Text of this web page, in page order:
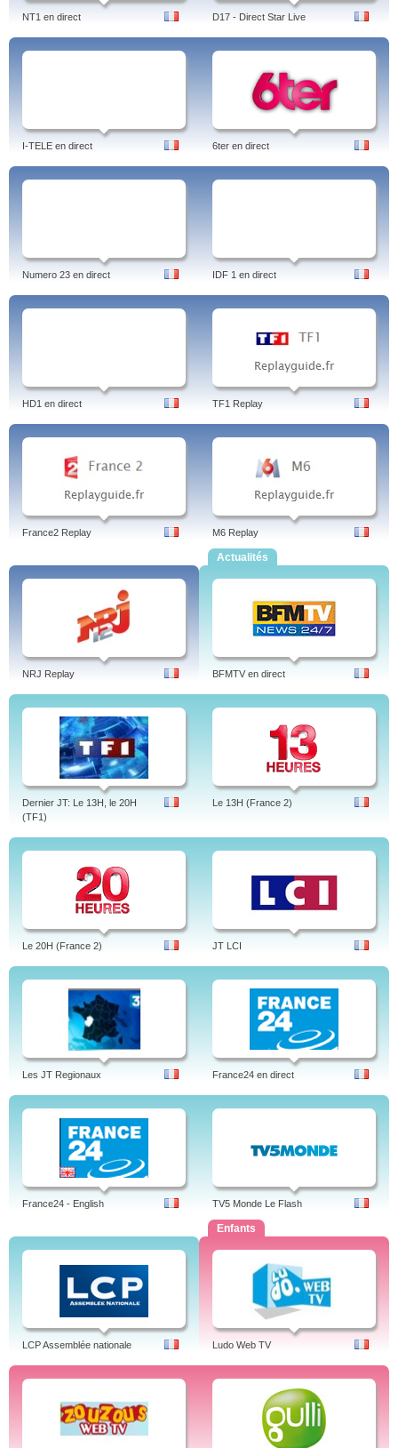
NT1 en direct D17 - Direct Star Live
I-TELE en direct 6ter en direct
Numero 23 en direct IDF 1 en direct
HD1 en direct TF1 Replay
France2 Replay M6 Replay
NRJ Replay
Actualités
BFMTV en direct
Dernier JT: Le 13H, le 20H
(TF1)
Le 13H (France 2)
Le 20H (France 2) JT LCI
Les JT Regionaux France24 en direct
France24 - English TV5 Monde Le Flash
LCP Assemblée nationale
Enfants
Ludo Web TV